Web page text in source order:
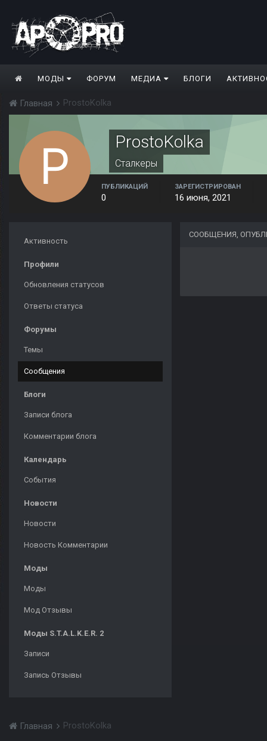
МОДЫ ФОРУМ МЕДИА БЛОГИ
Главная ProstoKolka
ProstoKolka
Сталкеры
ПУБЛИКАЦИЙ
0
ЗАРЕГИСТРИРОВАН
16 июня, 2021
Активность
Профили
Обновления статусов
Ответы статуса
Форумы
Темы
Сообщения
Блоги
Записи блога
Комментарии блога
Календарь
События
Новости
Новости
Новость Комментарии
Моды
Моды
Мод Отзывы
Моды S.T.A.L.K.E.R. 2
Записи
Запись Отзывы
СООБЩЕНИЯ,
Главная ProstoKolka